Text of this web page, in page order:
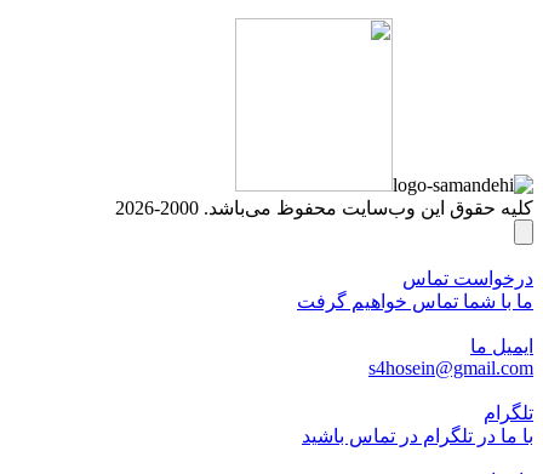
کلیه حقوق این وب‌سایت محفوظ می‌باشد. 2000-2026
درخواست تماس
ما با شما تماس خواهیم گرفت
ایمیل ما
s4hosein@gmail.com
تلگرام
با ما در تلگرام در تماس باشید